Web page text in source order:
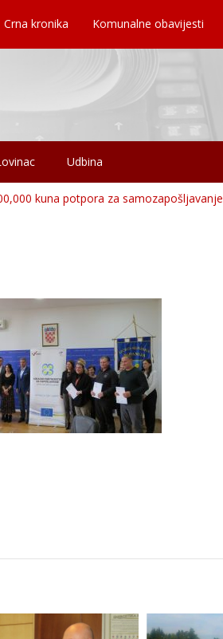
Crna kronika Komunalne obavijesti
Udbina
kuna potpora za samozapošljavanje